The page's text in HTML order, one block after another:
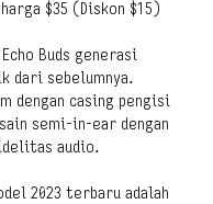
$35 (Diskon $15)
Buds generasi
dari sebelumnya.
dengan casing pengisi
semi-in-ear dengan
audio.
2023 terbaru adalah